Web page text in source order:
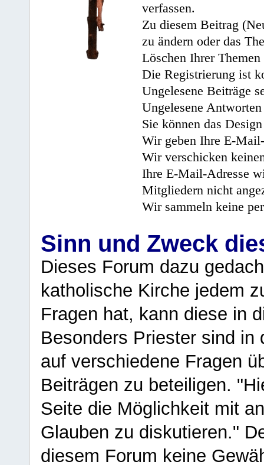
verfassen.
Zu diesem Beitrag
zu ändern oder das
Löschen Ihrer
Die Registrierung ist
Ungelesene Beiträge
Ungelesene
Sie können das
Wir geben Ihre E-
Wir verschicken
Ihre E-Mail-Adresse
Mitgliedern nicht
Wir sammeln keine
Sinn und Zweck
Dieses Forum dazu
katholische Kirche jedem
Fragen hat, kann diese in
Besonders Priester sind in
auf verschiedene Fragen
Beiträgen zu beteiligen.
Seite die Möglichkeit mit
Glauben zu diskutieren."
diesem Forum keine